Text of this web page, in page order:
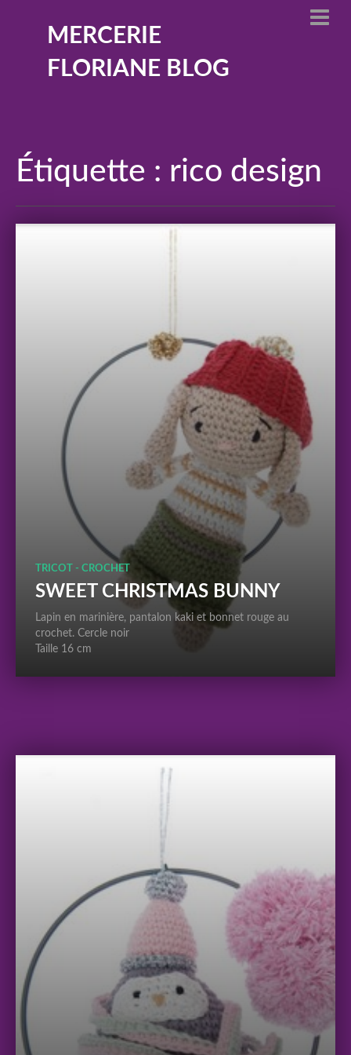
MERCERIE
FLORIANE BLOG
Étiquette : rico design
TRICOT - CROCHET
SWEET CHRISTMAS BUNNY
Lapin en marinière, pantalon kaki et bonnet rouge au
crochet. Cercle noir
Taille 16 cm